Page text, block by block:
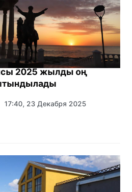
2025 жылды оң
17:40, 23 Декабря 2025